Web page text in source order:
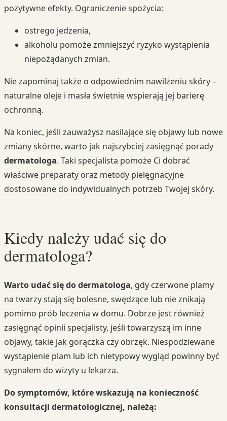
pozytywne efekty. Ograniczenie spożycia:
ostrego jedzenia,
alkoholu pomoże zmniejszyć ryzyko wystąpienia
niepożądanych zmian.
Nie zapominaj także o odpowiednim nawilżeniu skóry –
naturalne oleje i masła świetnie wspierają jej barierę
ochronną.
Na koniec, jeśli zauważysz nasilające się objawy lub nowe
zmiany skórne, warto jak najszybciej zasięgnąć porady
dermatologa. Taki specjalista pomoże Ci dobrać
właściwe preparaty oraz metody pielęgnacyjne
dostosowane do indywidualnych potrzeb Twojej skóry.
Kiedy należy udać się do
dermatologa?
Warto udać się do dermatologa, gdy czerwone plamy
na twarzy stają się bolesne, swędzące lub nie znikają
pomimo prób leczenia w domu. Dobrze jest również
zasięgnąć opinii specjalisty, jeśli towarzyszą im inne
objawy, takie jak gorączka czy obrzęk. Niespodziewane
wystąpienie plam lub ich nietypowy wygląd powinny być
sygnałem do wizyty u lekarza.
Do symptomów, które wskazują na konieczność
konsultacji dermatologicznej, należą: